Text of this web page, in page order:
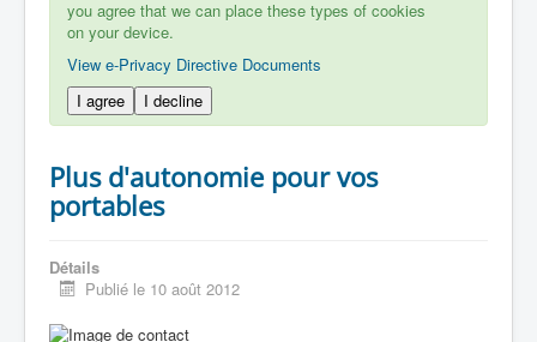
you agree that we can place these types of cookies
on your device.
View e-Privacy Directive Documents
I agree
I decline
Plus d'autonomie pour vos
portables
Détails
Publié le 10 août 2012